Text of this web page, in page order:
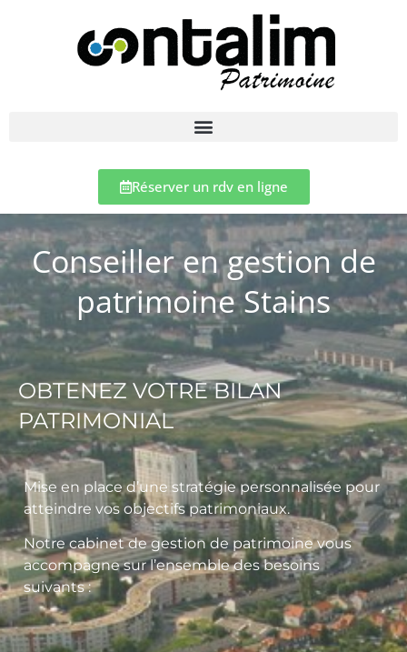
Réserver un rdv en ligne
Conseiller en gestion de
patrimoine Stains
OBTENEZ VOTRE BILAN
PATRIMONIAL
Mise en place d’une stratégie personnalisée pour
atteindre vos objectifs patrimoniaux.
Notre cabinet de gestion de patrimoine vous
accompagne sur l’ensemble des besoins
suivants :